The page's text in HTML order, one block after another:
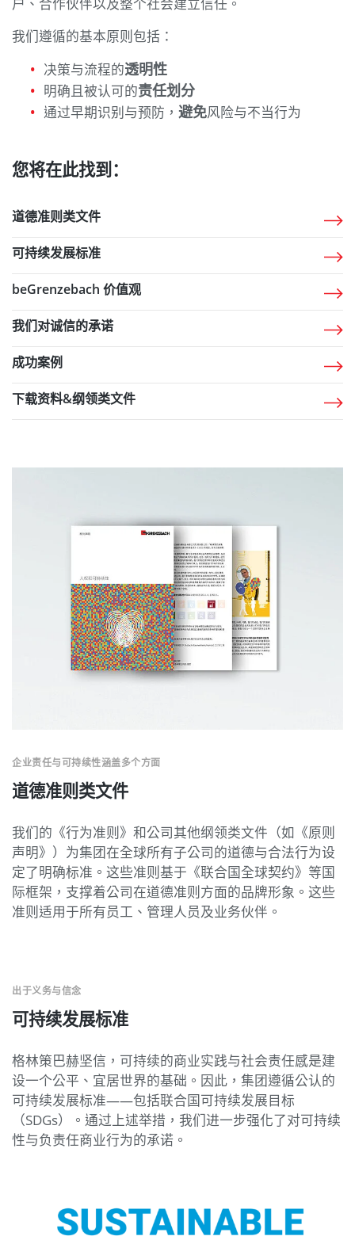
我们遵循的基本原则包括：
决策与流程的透明性
明确且被认可的责任划分
通过早期识别与预防， 避免风险与不当行为
您将在此找到：
道德准则类文件
可持续发展标准
beGrenzebach 价值观
我们对诚信的承诺
成功案例
下载资料&纲领类文件
道德准则类文件
企业责任与可持续性涵盖多个方面
我们的《行为准则》和公司其他纲领类文件（如《原则
声明》）为集团在全球所有子公司的道德与合法行为设
定了明确标准。这些准则基于《联合国全球契约》等国
际框架，支撑着公司在道德准则方面的品牌形象。这些
准则适用于所有员工、管理人员及业务伙伴。
可持续发展标准
出于义务与信念
格林策巴赫坚信，可持续的商业实践与社会责任感是建
设一个公平、宜居世界的基础。因此，集团遵循公认的
可持续发展标准——包括联合国可持续发展目标
（SDGs）。通过上述举措，我们进一步强化了对可持续
性与负责任商业行为的承诺。